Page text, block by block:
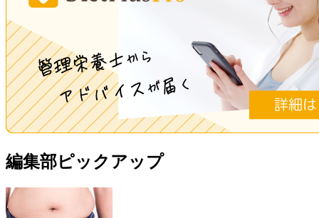
編集部ピックアップ